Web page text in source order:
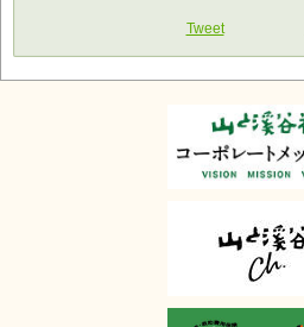
Tweet